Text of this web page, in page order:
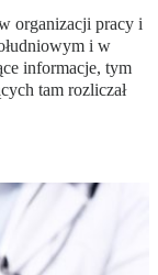
organizacji pracy i
i w
informacje, tym
tam rozliczał